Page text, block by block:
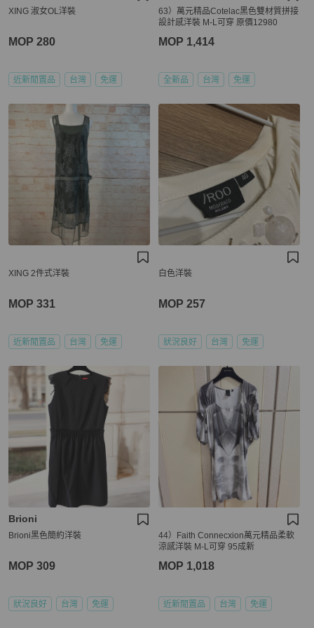
XING 淑女OL洋裝
MOP 280
近新閒置品 台灣 免運
63）萬元精品Cotelac黑色雙材質拼接
設計感洋裝 M-L可穿 原價12980
MOP 1,414
全新品 台灣 免運
XING 2件式洋裝
MOP 331
近新閒置品 台灣 免運
白色洋裝
MOP 257
狀況良好 台灣 免運
Brioni
Brioni黑色簡約洋裝
MOP 309
狀況良好 台灣 免運
44）Faith Connecxion萬元精品柔軟
涼感洋裝 M-L可穿 95成新
MOP 1,018
近新閒置品 台灣 免運